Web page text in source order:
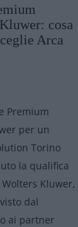
cosa
Arca
Premium
per un
Torino
la qualifica
Kluwer,
dal
ai partner